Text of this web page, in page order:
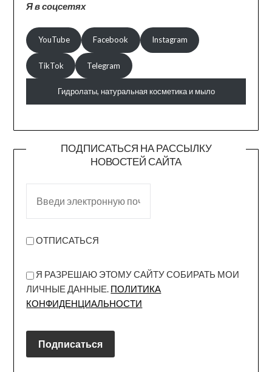
Я в соцсетях
YouTube Facebook Instagram
TikTok Telegram
Гидролаты, натуральная косметика и мыло
ПОДПИСАТЬСЯ НА РАССЫЛКУ
НОВОСТЕЙ САЙТА
ОТПИСАТЬСЯ
Я РАЗРЕШАЮ ЭТОМУ САЙТУ СОБИРАТЬ МОИ
ЛИЧНЫЕ ДАННЫЕ. ПОЛИТИКА
КОНФИДЕНЦИАЛЬНОСТИ